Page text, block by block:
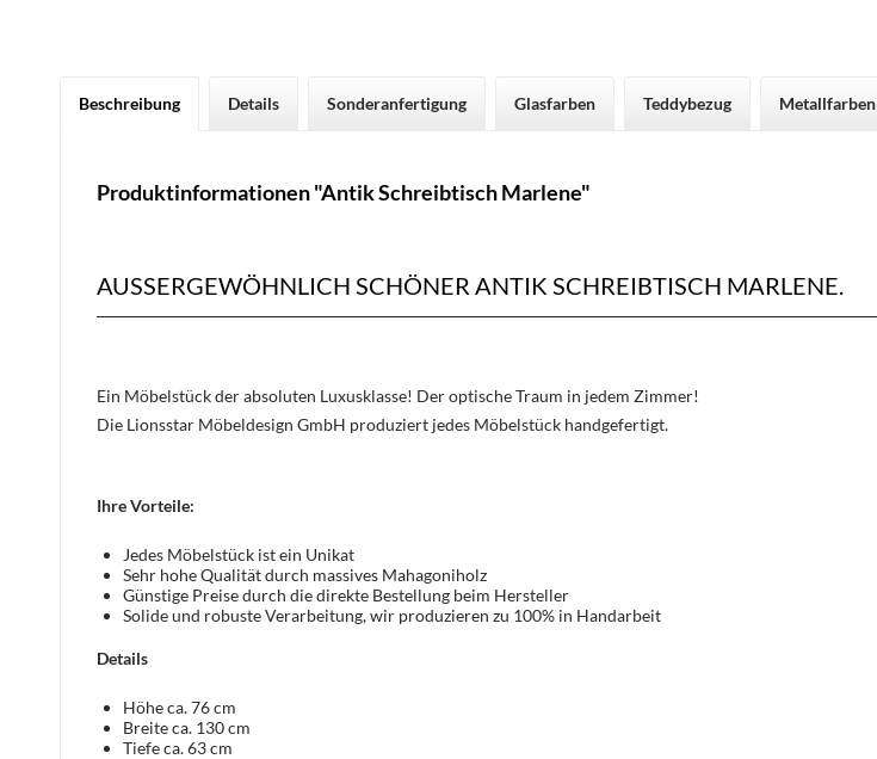
Beschreibung Details Sonderanfertigung Glasfarben Teddybezug Metallfarben
Produktinformationen "Antik Schreibtisch Marlene"
AUSSERGEWÖHNLICH SCHÖNER ANTIK SCHREIBTISCH MARLENE.
Ein Möbelstück der absoluten Luxusklasse! Der optische Traum in jedem Zimmer!
Die Lionsstar Möbeldesign GmbH produziert jedes Möbelstück handgefertigt.
Ihre Vorteile:
Jedes Möbelstück ist ein Unikat
Sehr hohe Qualität durch massives Mahagoniholz
Günstige Preise durch die direkte Bestellung beim Hersteller
Solide und robuste Verarbeitung, wir produzieren zu 100% in Handarbeit
Details
Höhe ca. 76 cm
Breite ca. 130 cm
Tiefe ca. 63 cm